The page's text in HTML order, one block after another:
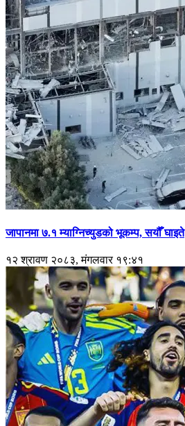
जापानमा ७.१ म्याग्निच्युडको भूकम्प, सयौँ घाइते
१२ श्रावण २०८३, मंगलवार १९:४१